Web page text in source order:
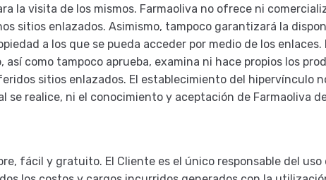
la visita de los mismos. Farmaoliva no ofrece ni
sitios enlazados. Asimismo, tampoco garantizará la
a los que se pueda acceder por medio de los
como tampoco aprueba, examina ni hace propios los
sitios enlazados. El establecimiento del hipervínculo
se realice, ni el conocimiento y aceptación de Farmaoliva
fácil y gratuito. El Cliente es el único responsable del